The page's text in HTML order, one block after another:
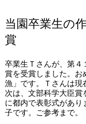
当園卒業生の
賞
卒業生Ｔさんが、第４
賞を受賞しました。お
漁」です。Ｔさんは現
次は、文部科学大臣賞
に都内で表彰式があり
子です。ご参考まで。